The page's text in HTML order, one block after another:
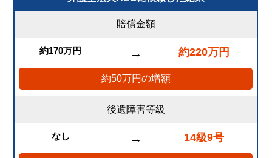
賠償金額
約170万円 → 約220万円
約50万円の増額
後遺障害等級
なし → 14級9号